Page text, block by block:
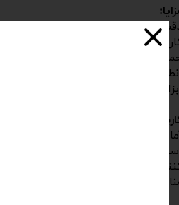
بالا در برش یکنواخت نمونه‌ها
آسان و ایمن بدون نیاز به
و نگهداری راحت
با استانداردهای ملی و بین‌المللی
ضروری برای تست گرماژ در
نمونه جهت آزمون گرماژ
در صنایع سلولزی و بسته‌بندی
کیفیت در صنایع چاپ، نساجی و
برای واحدهای تحقیق و توسعه